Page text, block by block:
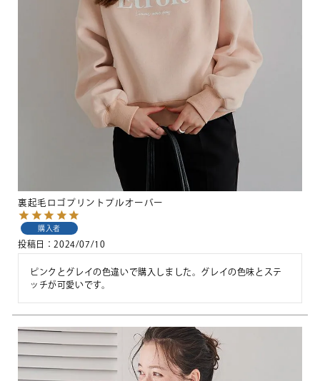
裏起毛ロゴプリントプルオーバー
購入者
投稿日 2024/07/10
ピンクとグレイの色違いで購入しました。グレイの色味とステ
ッチが可愛いです。